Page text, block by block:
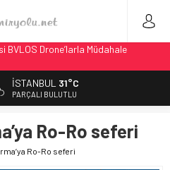
46 Yılın Rekoru Onaylandı
Enerjili Tesisten İlk Rayı Sevk Etti
Milyon Dolarlık Yeşil Yatırım Ödülü
İSTANBUL 31°C
PARÇALI BULUTLU
Ro-Ro seferi
Ro-Ro seferi